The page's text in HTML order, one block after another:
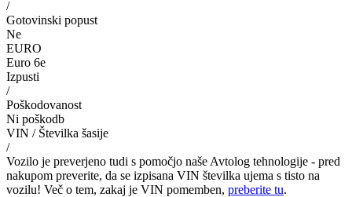
/
Gotovinski popust
Ne
EURO
Euro 6e
Izpusti
/
Poškodovanost
Ni poškodb
VIN / Številka šasije
/
Vozilo je preverjeno tudi s pomočjo naše Avtolog tehnologije - pred
nakupom preverite, da se izpisana VIN številka ujema s tisto na
vozilu! Več o tem, zakaj je VIN pomemben, preberite tu.